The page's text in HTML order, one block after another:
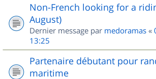
Non-French looking for a
August)
Dernier message par medoramas «
13:25
Partenaire débutant pour
maritime